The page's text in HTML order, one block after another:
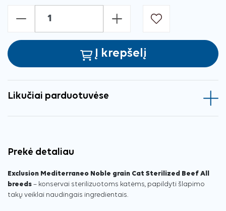
- +
Į krepšelį
Likučiai parduotuvėse
Prekė detaliau
Exclusion Mediterraneo Noble grain Cat Sterilized Beef All
breeds – konservai sterilizuotoms katėms, papildyti šlapimo
takų veiklai naudingais ingredientais.